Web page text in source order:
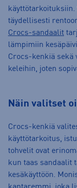
käyttötarkoituksiin.
täydellisesti
Crocs-sandaalit
lämpimiin
Crocs-kenkiä sekä
keleihin, joten
Näin valitset
Crocs-kenkiä
käyttötarkoitus,
tohvelit ovat
kun taas sandaalit
kesäkäyttöön.